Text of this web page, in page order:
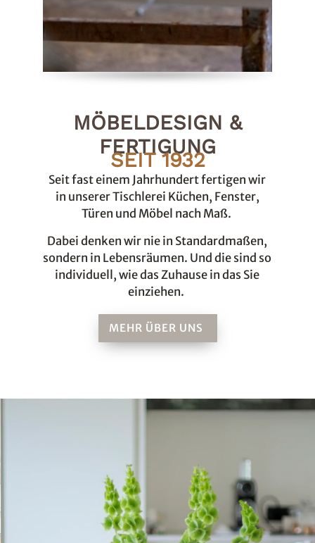
MÖBELDESIGN &
FERTIGUNG
SEIT 1932
Seit fast einem Jahrhundert fertigen wir
in unserer Tischlerei Küchen, Fenster,
Türen und Möbel nach Maß.
Dabei denken wir nie in Standardmaßen,
sondern in Lebensräumen. Und die sind so
individuell, wie das Zuhause in das Sie
einziehen.
MEHR ÜBER UNS